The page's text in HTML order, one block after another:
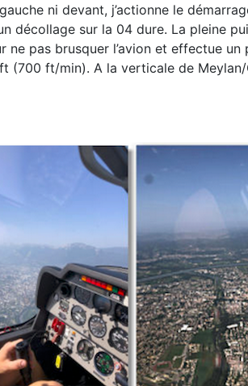
ni devant, j’actionne le
décollage sur la 04 dure. La pleine
ne pas brusquer l’avion et effectue
(700 ft/min). A la verticale de